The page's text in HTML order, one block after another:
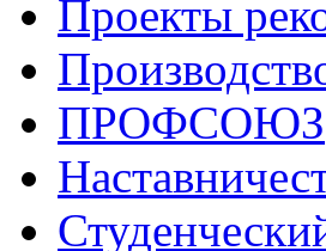
Проекты
ПРОФСОЮЗ